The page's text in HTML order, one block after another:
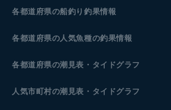
各都道府県の船釣り釣果情報
各都道府県の人気魚種の釣果情報
各都道府県の潮見表 ・タイドグラフ
人気市町村の潮見表・タイドグラフ